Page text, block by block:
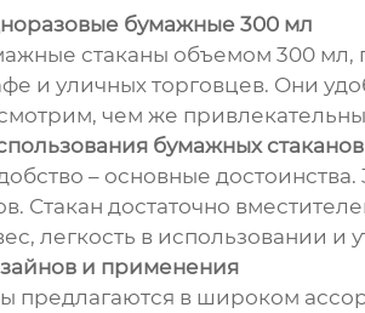
бумажные 300 мл
стаканы объемом 300 мл,
и уличных торговцев. Они
чем же привлекательны
бумажных
– основные
Стакан достаточно
легкость в использовании
и применения
предлагаются в широком